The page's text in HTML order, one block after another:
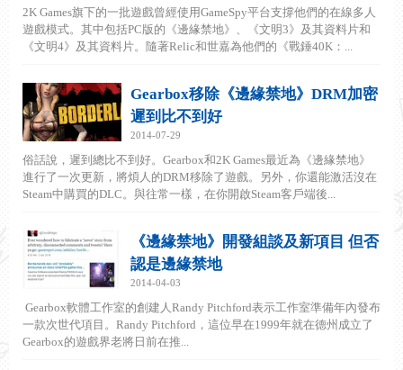
2K Games旗下的一批遊戲曾經使用GameSpy平台支撐他們的在線多人
遊戲模式。其中包括PC版的《邊緣禁地》、《文明3》及其資料片和
《文明4》及其資料片。隨著Relic和世嘉為他們的《戰錘40K：...
Gearbox移除《邊緣禁地》DRM加密
遲到比不到好
2014-07-29
俗話說，遲到總比不到好。Gearbox和2K Games最近為《邊緣禁地》
進行了一次更新，將煩人的DRM移除了遊戲。另外，你還能激活沒在
Steam中購買的DLC。與往常一樣，在你開啟Steam客戶端後...
《邊緣禁地》開發組談及新項目 但否
認是邊緣禁地
2014-04-03
Gearbox軟體工作室的創建人Randy Pitchford表示工作室準備年內發布
一款次世代項目。Randy Pitchford，這位早在1999年就在德州成立了
Gearbox的遊戲界老將日前在推...